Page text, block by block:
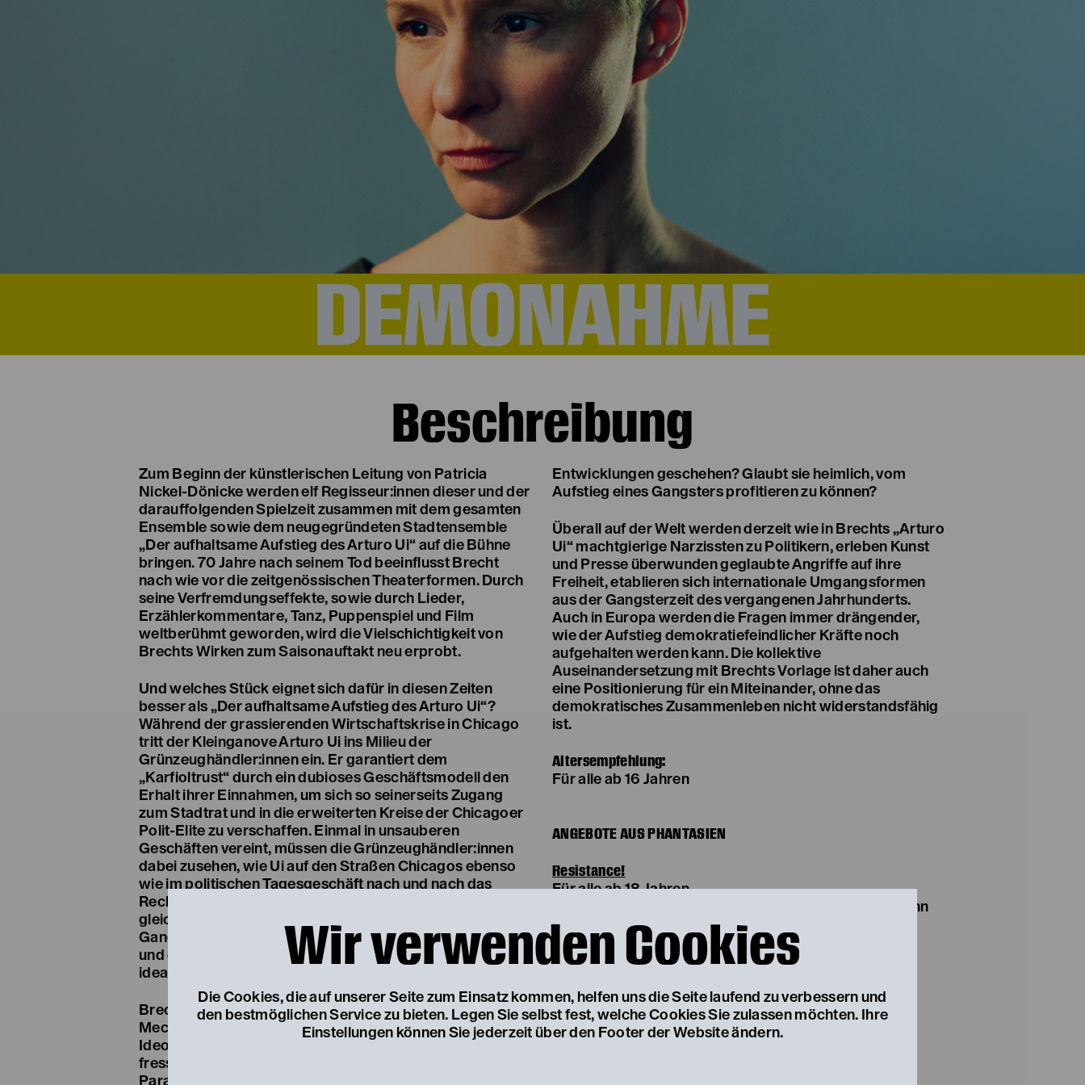
Wir verwenden Cookies
Die Cookies, die auf unserer Seite zum Einsatz kommen, helfen uns die Seite laufend zu verbessern und
den bestmöglichen Service zu bieten. Legen Sie selbst fest, welche Cookies Sie zulassen möchten. Ihre
Einstellungen können Sie jederzeit über den Footer der Website ändern.
Beschreibung
Zum Beginn der künstlerischen Leitung von Patricia
Nickel-Dönicke werden elf Regisseur:innen dieser und der
darauffolgenden Spielzeit zusammen mit dem gesamten
Ensemble sowie dem neugegründeten Stadtensemble
„Der aufhaltsame Aufstieg des Arturo Ui“ auf die Bühne
bringen. 70 Jahre nach seinem Tod beeinflusst Brecht
nach wie vor die zeitgenössischen Theaterformen. Durch
seine Verfremdungseffekte, sowie durch Lieder,
Erzählerkommentare, Tanz, Puppenspiel und Film
weltberühmt geworden, wird die Vielschichtigkeit von
Brechts Wirken zum Saisonauftakt neu erprobt.
Und welches Stück eignet sich dafür in diesen Zeiten
besser als „Der aufhaltsame Aufstieg des Arturo Ui“?
Während der grassierenden Wirtschaftskrise in Chicago
tritt der Kleinganove Arturo Ui ins Milieu der
Grünzeughändler:innen ein. Er garantiert dem
„Karfioltrust“ durch ein dubioses Geschäftsmodell den
Erhalt ihrer Einnahmen, um sich so seinerseits Zugang
zum Stadtrat und in die erweiterten Kreise der Chicagoer
Polit-Elite zu verschaffen. Einmal in unsauberen
Geschäften vereint, müssen die Grünzeughändler:innen
dabei zusehen, wie Ui auf den Straßen Chicagos ebenso
wie im politischen Tagesgeschäft nach und nach das
Recht des Stärkeren etabliert. Von seiner Gier nach Macht
gleichermaßen getrieben wie von seinen nimmersatten
Gangster- Kolleg:innen wird Chicago für Ui bald zu klein
und er entdeckt in der Wirtschaftlichkeit des Krieges das
ideale Export-Geschäft.
Brechts Historienfarce rekonstruiert minutiös die
Mechanismen und Muster, mit denen sich faschistische
Ideologien in einen Staat und dessen Zivilgesellschaft
fressen. Am Ende des Stückes steht in historischer
Parallele zur Annexion Österreichs 1938 der ultimative
Entwicklungen geschehen? Glaubt sie heimlich, vom
Aufstieg eines Gangsters profitieren zu können?
Überall auf der Welt werden derzeit wie in Brechts „Arturo
Ui“ machtgierige Narzissten zu Politikern, erleben Kunst
und Presse überwunden geglaubte Angriffe auf ihre
Freiheit, etablieren sich internationale Umgangsformen
aus der Gangsterzeit des vergangenen Jahrhunderts.
Auch in Europa werden die Fragen immer drängender,
wie der Aufstieg demokratiefeindlicher Kräfte noch
aufgehalten werden kann. Die kollektive
Auseinandersetzung mit Brechts Vorlage ist daher auch
eine Positionierung für ein Miteinander, ohne das
demokratisches Zusammenleben nicht widerstandsfähig
ist.
Altersempfehlung:
Für alle ab 16 Jahren
ANGEBOTE AUS PHANTASIEN
Resistance!
Für alle ab 18 Jahren
Für welche Werte stehen wir ein? Und was tun wir, wenn
diese Werte bedroht sind? Gemeinsam mit der neuen
Leitung des Jungen Landestheater Niederösterreich
entsteht eine intergenerationelle Stadtensemble
Bürger:innentheaters.
ProjektstartSa 07.11.2026, 14.00–17.00
Proben immer am Samstag von 14.00–17.00